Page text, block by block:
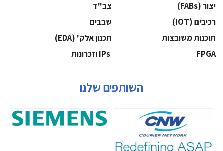
‫יצור (‪(FABs‬‬
‫צב"ד‬
‫רכיבים‬ (IOT)
‫שבבים‬
‫תוכנות משובצות‬
‫תכנון אלק' (‪(EDA‬‬
‫‪FPGA‬‬
השותפים שלנו